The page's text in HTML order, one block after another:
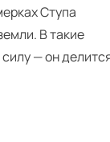
Ступа
В такие
— он